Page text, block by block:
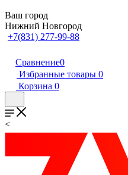
Ваш город
Нижний Новгород
+7(831) 277-99-88
Сравнение0
Избранные товары 0
Корзина 0
<